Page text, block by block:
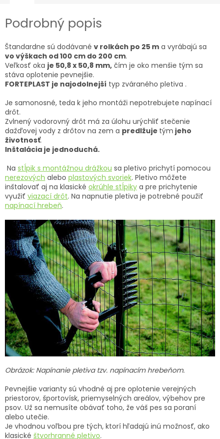
Podrobný popis
Štandardne sú dodávané v rolkách po 25 m a vyrábajú sa
vo výškach od 100 cm do 200 cm.
Veľkosť oka je 50,8 x 50,8 mm, čím je oko menšie tým sa
stáva oplotenie pevnejšie.
FORTEPLAST je najodolnejší typ zváraného pletiva .
Je samonosné, teda k jeho montáži nepotrebujete napínací
drôt.
Zvlnený vodorovný drôt má za úlohu urýchliť stečenie
dažďovej vody z drôtov na zem a predlžuje tým jeho
životnosť.
Inštalácia je jednoduchá.
Na stĺpik s montážnou drážkou sa pletivo prichytí pomocou
nerezových alebo plastových svoriek. Pletivo môžete
inštalovať aj na klasické okrúhle stĺpiky a pre prichytenie
využiť viazací drôt. Na napnutie pletiva je potrebné použiť
napínací hrebeň.
Obrázok: Napínanie pletiva tzv. napínacím hrebeňom.
Pevnejšie varianty sú vhodné aj pre oplotenie verejných
priestorov, športovísk, priemyselných areálov, výbehov pre
psov. Už sa nemusíte obávať toho, že váš pes sa poraní
alebo utečie.
Je vhodnou voľbou pre tých, ktorí hľadajú inú možnosť, ako
klasické štvorhranné pletivo.